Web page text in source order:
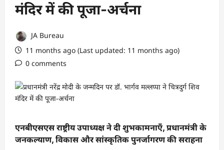
मंदिर में की पूजा-अर्चना
JA Bureau
11 months ago (Last updated: 11 months ago)
0 comments
एनबीएसएस राष्ट्रीय उपाध्यक्ष ने दी शुभकामनाएँ, प्रधानमंत्री के
जनकल्याण, विकास और सांस्कृतिक पुनर्जागरण की सराहना